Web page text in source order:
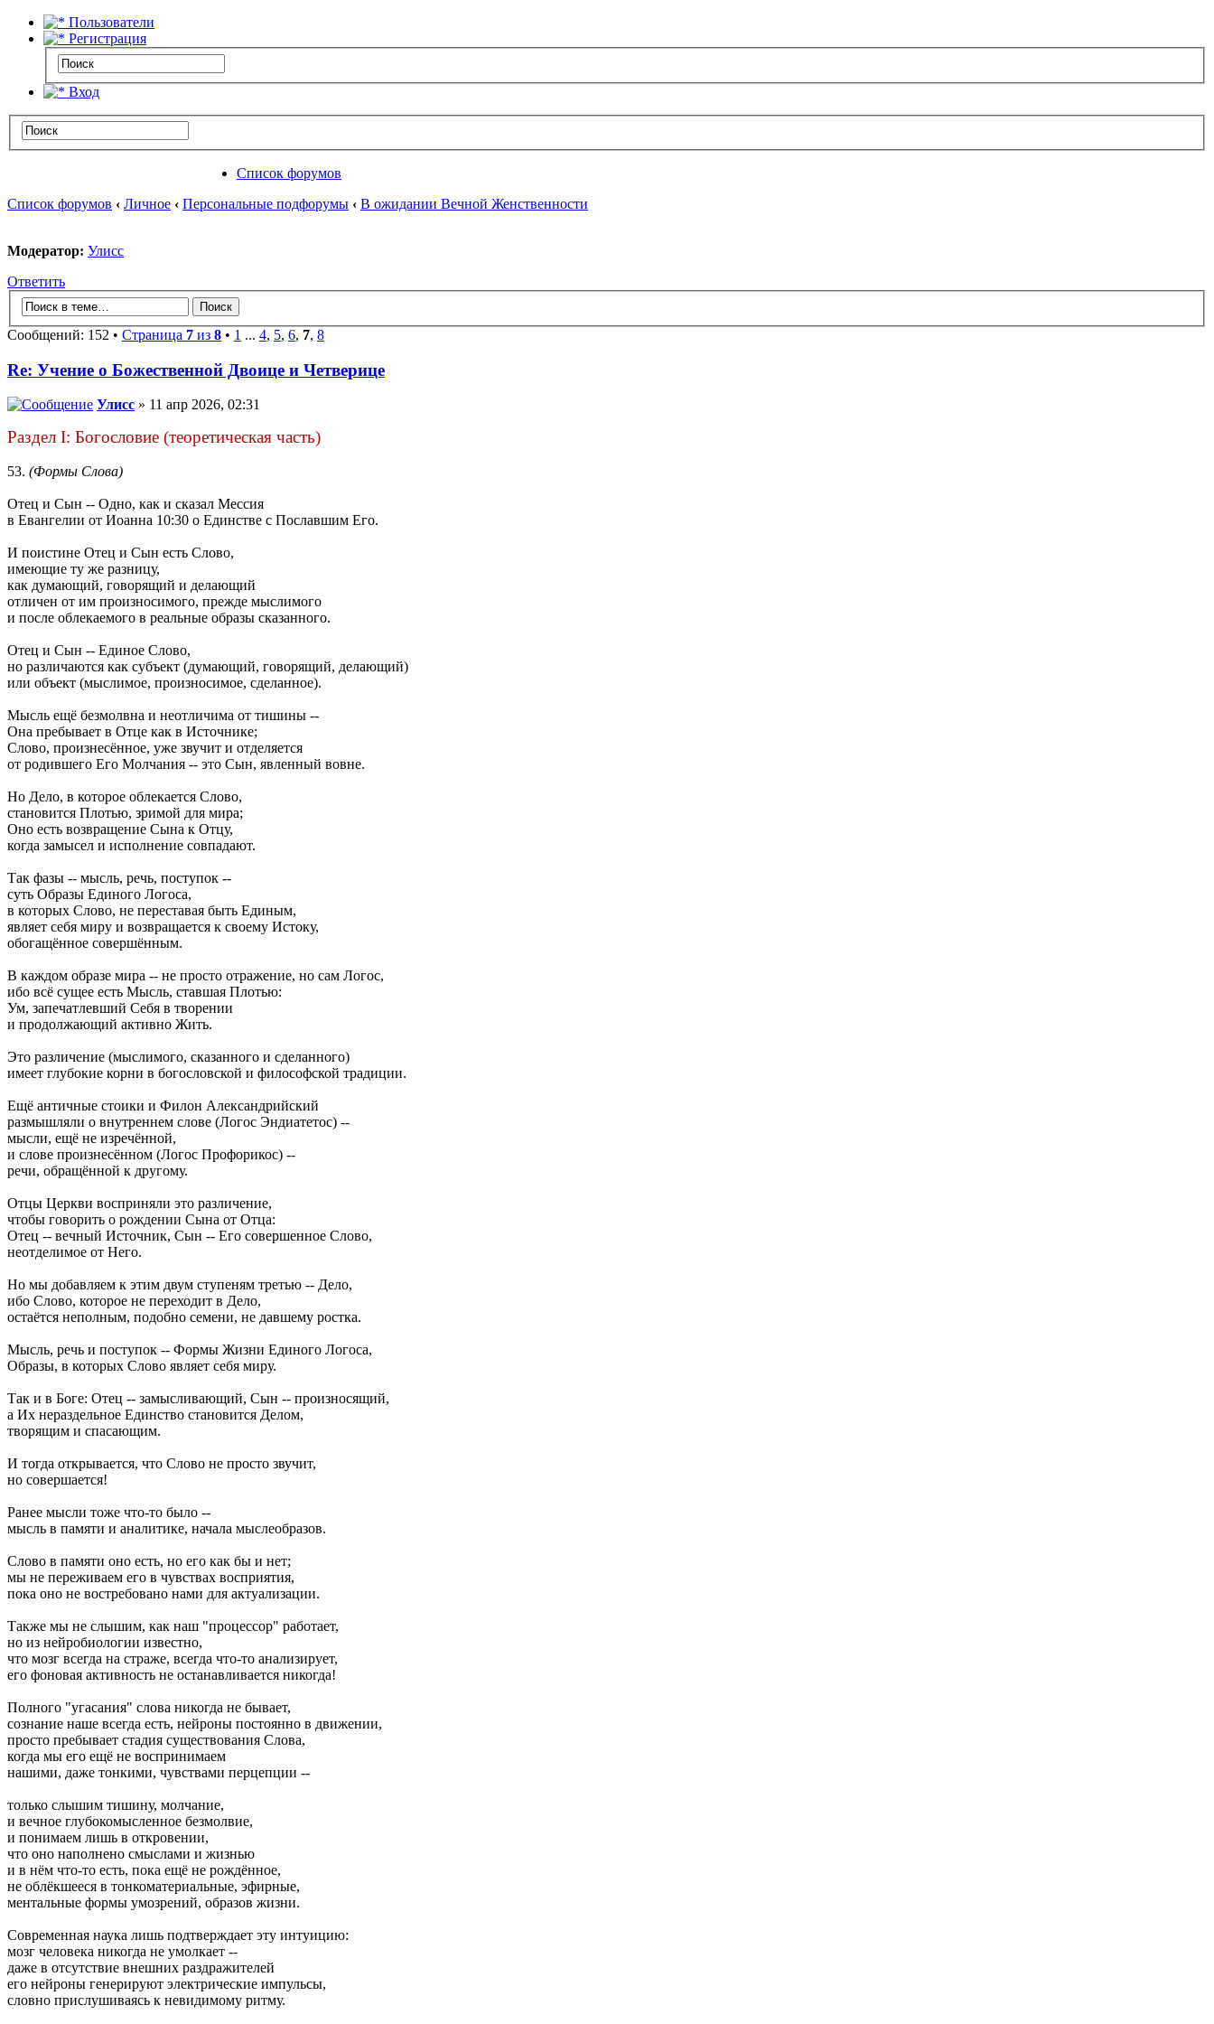
Пользователи
Регистрация
Вход
Список форумов
Список форумов ‹ Личное ‹ Персональные подфорумы ‹ В ожидании Вечной Женственности
Модератор: Улисс
Ответить
Сообщений: 152 • Страница 7 из 8 • 1 ... 4, 5, 6, 7, 8
Re: Учение о Божественной Двоице и Четверице
Улисс » 11 апр 2026, 02:31
Раздел I: Богословие (теоретическая часть)
53. (Формы Слова)
Отец и Сын -- Одно, как и сказал Мессия
в Евангелии от Иоанна 10:30 о Единстве с Пославшим Его.
И поистине Отец и Сын есть Слово,
имеющие ту же разницу,
как думающий, говорящий и делающий
отличен от им произносимого, прежде мыслимого
и после облекаемого в реальные образы сказанного.
Отец и Сын -- Единое Слово,
но различаются как субъект (думающий, говорящий, делающий)
или объект (мыслимое, произносимое, сделанное).
Мысль ещё безмолвна и неотличима от тишины --
Она пребывает в Отце как в Источнике;
Слово, произнесённое, уже звучит и отделяется
от родившего Его Молчания -- это Сын, явленный вовне.
Но Дело, в которое облекается Слово,
становится Плотью, зримой для мира;
Оно есть возвращение Сына к Отцу,
когда замысел и исполнение совпадают.
Так фазы -- мысль, речь, поступок --
суть Образы Единого Логоса,
в которых Слово, не переставая быть Единым,
являет себя миру и возвращается к своему Истоку,
обогащённое совершённым.
В каждом образе мира -- не просто отражение, но сам Логос,
ибо всё сущее есть Мысль, ставшая Плотью:
Ум, запечатлевший Себя в творении
и продолжающий активно Жить.
Это различение (мыслимого, сказанного и сделанного)
имеет глубокие корни в богословской и философской традиции.
Ещё античные стоики и Филон Александрийский
размышляли о внутреннем слове (Логос Эндиатетос) --
мысли, ещё не изречённой,
и слове произнесённом (Логос Профорикос) --
речи, обращённой к другому.
Отцы Церкви восприняли это различение,
чтобы говорить о рождении Сына от Отца:
Отец -- вечный Источник, Сын -- Его совершенное Слово,
неотделимое от Него.
Но мы добавляем к этим двум ступеням третью -- Дело,
ибо Слово, которое не переходит в Дело,
остаётся неполным, подобно семени, не давшему ростка.
Мысль, речь и поступок -- Формы Жизни Единого Логоса,
Образы, в которых Слово являет себя миру.
Так и в Боге: Отец -- замысливающий, Сын -- произносящий,
а Их нераздельное Единство становится Делом,
творящим и спасающим.
И тогда открывается, что Слово не просто звучит,
но совершается!
Ранее мысли тоже что-то было --
мысль в памяти и аналитике, начала мыслеобразов.
Слово в памяти оно есть, но его как бы и нет;
мы не переживаем его в чувствах восприятия,
пока оно не востребовано нами для актуализации.
Также мы не слышим, как наш "процессор" работает,
но из нейробиологии известно,
что мозг всегда на страже, всегда что-то анализирует,
его фоновая активность не останавливается никогда!
Полного "угасания" слова никогда не бывает,
сознание наше всегда есть, нейроны постоянно в движении,
просто пребывает стадия существования Слова,
когда мы его ещё не воспринимаем
нашими, даже тонкими, чувствами перцепции --
только слышим тишину, молчание,
и вечное глубокомысленное безмолвие,
и понимаем лишь в откровении,
что оно наполнено смыслами и жизнью
и в нём что-то есть, пока ещё не рождённое,
не облёкшееся в тонкоматериальные, эфирные,
ментальные формы умозрений, образов жизни.
Современная наука лишь подтверждает эту интуицию:
мозг человека никогда не умолкает --
даже в отсутствие внешних раздражителей
его нейроны генерируют электрические импульсы,
словно прислушиваясь к невидимому ритму.